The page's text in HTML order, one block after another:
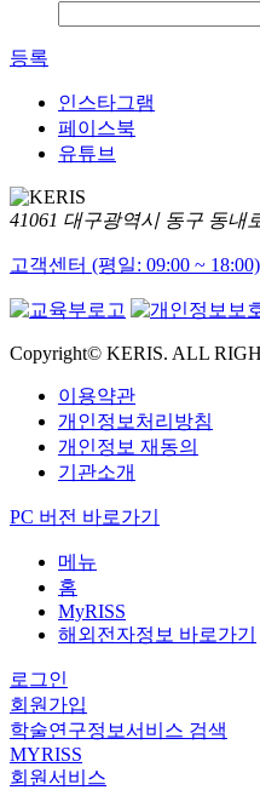
등록
인스타그램
페이스북
유튜브
41061 대구광역시 동구 동내
고객센터 (평일: 09:00 ~ 18:00)
Copyright© KERIS. ALL
이용약관
개인정보처리방침
개인정보 재동의
기관소개
PC 버전 바로가기
메뉴
홈
MyRISS
해외전자정보 바로가기
로그인
회원가입
학술연구정보서비스 검색
MYRISS
회원서비스